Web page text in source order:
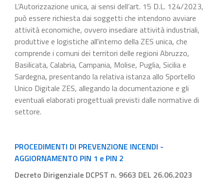
L’Autorizzazione unica, ai sensi dell’art. 15 D.L. 124/2023,
può essere richiesta dai soggetti che intendono avviare
attività economiche, ovvero insediare attività industriali,
produttive e logistiche all'interno della ZES unica, che
comprende i comuni dei territori delle regioni Abruzzo,
Basilicata, Calabria, Campania, Molise, Puglia, Sicilia e
Sardegna, presentando la relativa istanza allo Sportello
Unico Digitale ZES, allegando la documentazione e gli
eventuali elaborati progettuali previsti dalle normative di
settore.
PROCEDIMENTI DI PREVENZIONE INCENDI -
AGGIORNAMENTO PIN 1 e PIN 2
Decreto Dirigenziale DCPST n. 9663 DEL 26.06.2023